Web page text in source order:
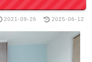
2021-09-26 2025-06-12